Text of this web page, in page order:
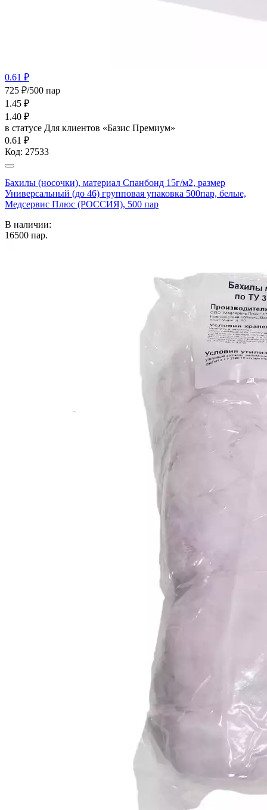
0.61 ₽
725 ₽/500 пар
1.45 ₽
1.40 ₽
в статусе Для клиентов «Базис Премиум»
0.61 ₽
Код: 27533
Бахилы (носочки), материал Спанбонд 15г/м2, размер
Универсальный (до 46) групповая упаковка 500пар, белые,
Медсервис Плюс (РОССИЯ), 500 пар
В наличии:
16500 пар.